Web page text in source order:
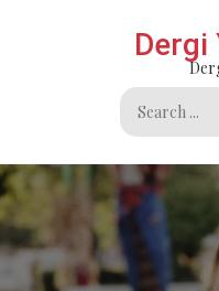
Dergi
Search
for: